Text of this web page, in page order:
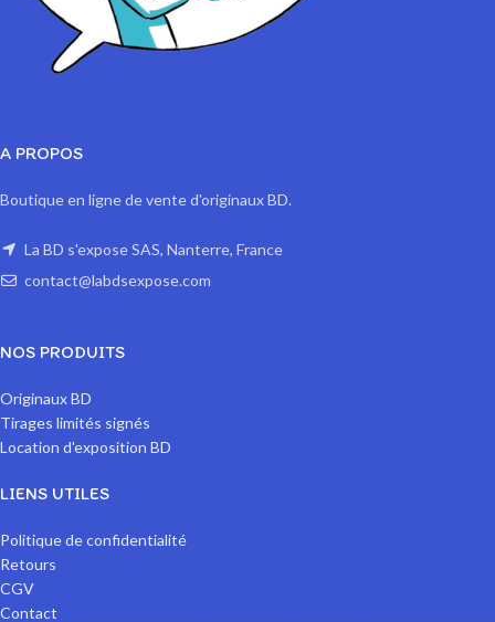
A PROPOS
Boutique en ligne de vente d'originaux BD.
La BD s'expose SAS, Nanterre, France
contact@labdsexpose.com
NOS PRODUITS
Originaux BD
Tirages limités signés
Location d'exposition BD
LIENS UTILES
Politique de confidentialité
Retours
CGV
Contact